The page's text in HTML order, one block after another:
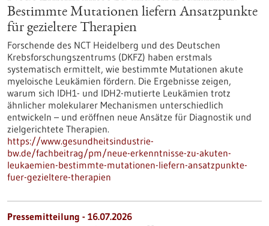
Bestimmte Mutationen liefern Ansatzpunkte
für gezieltere Therapien
Forschende des NCT Heidelberg und des Deutschen
Krebsforschungszentrums (DKFZ) haben erstmals
systematisch ermittelt, wie bestimmte Mutationen akute
myeloische Leukämien fördern. Die Ergebnisse zeigen,
warum sich IDH1- und IDH2-mutierte Leukämien trotz
ähnlicher molekularer Mechanismen unterschiedlich
entwickeln – und eröffnen neue Ansätze für Diagnostik und
zielgerichtete Therapien.
https://www.gesundheitsindustrie-
bw.de/fachbeitrag/pm/neue-erkenntnisse-zu-akuten-
leukaemien-bestimmte-mutationen-liefern-ansatzpunkte-
fuer-gezieltere-therapien
Pressemitteilung - 16.07.2026